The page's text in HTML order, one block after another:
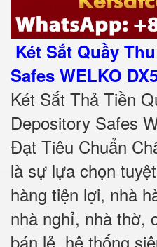
Két Sắt Quầy
Safes WELKO
Két Sắt Thả Tiền
Depository Safes
Đạt Tiêu Chuẩn
là sự lựa chọn
hàng tiện lợi, nhà
nhà nghỉ, nhà thờ,
bán lẻ, hệ thống